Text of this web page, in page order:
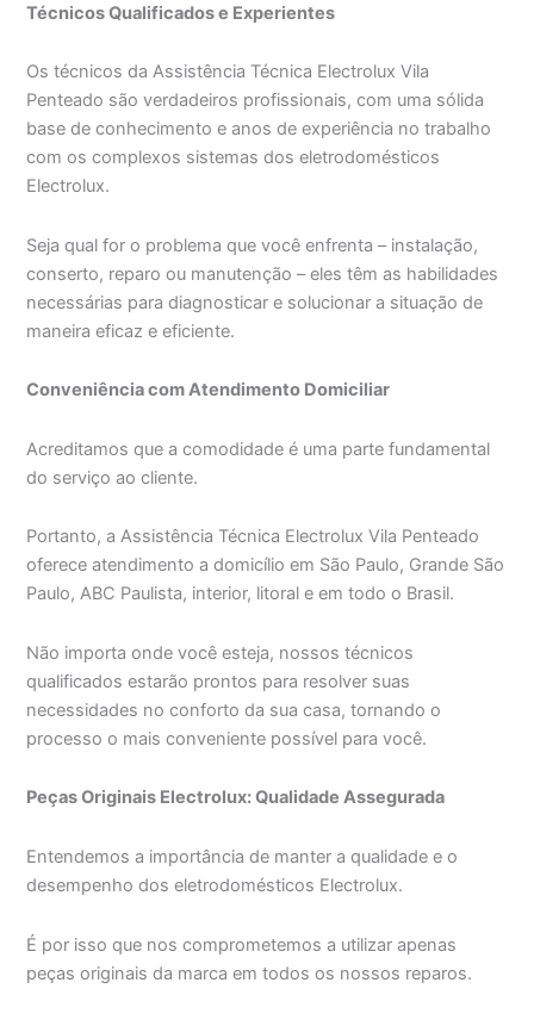
Técnicos Qualificados e Experientes
Os técnicos da Assistência Técnica Electrolux Vila
Penteado são verdadeiros profissionais, com uma sólida
base de conhecimento e anos de experiência no trabalho
com os complexos sistemas dos eletrodomésticos
Electrolux.
Seja qual for o problema que você enfrenta – instalação,
conserto, reparo ou manutenção – eles têm as habilidades
necessárias para diagnosticar e solucionar a situação de
maneira eficaz e eficiente.
Conveniência com Atendimento Domiciliar
Acreditamos que a comodidade é uma parte fundamental
do serviço ao cliente.
Portanto, a Assistência Técnica Electrolux Vila Penteado
oferece atendimento a domicílio em São Paulo, Grande São
Paulo, ABC Paulista, interior, litoral e em todo o Brasil.
Não importa onde você esteja, nossos técnicos
qualificados estarão prontos para resolver suas
necessidades no conforto da sua casa, tornando o
processo o mais conveniente possível para você.
Peças Originais Electrolux: Qualidade Assegurada
Entendemos a importância de manter a qualidade e o
desempenho dos eletrodomésticos Electrolux.
É por isso que nos comprometemos a utilizar apenas
peças originais da marca em todos os nossos reparos.